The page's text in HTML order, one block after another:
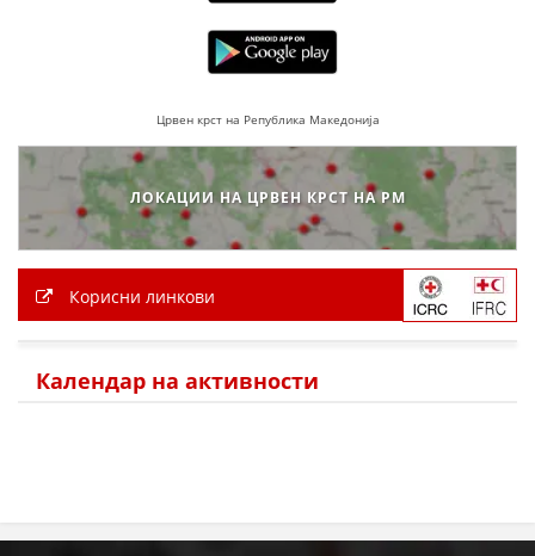
ЗНАЧЕЊЕ НА СЛУЖБАТА ЗА БАРАЊЕ
ПРВА ПОМОШ
КРВОДАРИТЕЛСТВО
Црвен крст на Република Македонија
ЛОКАЦИИ НА ЦРВЕН КРСТ НА РМ
Корисни линкови
Календар на активности